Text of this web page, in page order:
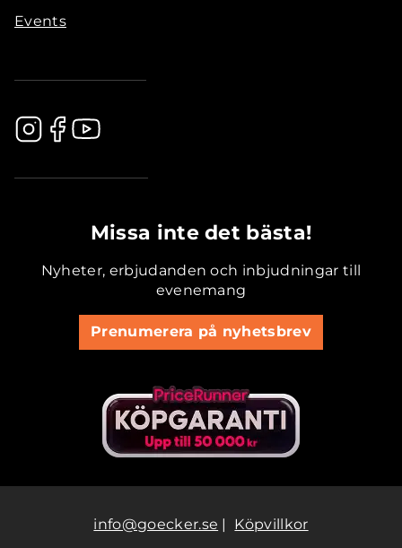
Events
Missa inte det bästa!
Nyheter, erbjudanden och inbjudningar till
evenemang
Prenumerera på nyhetsbrev
info@goecker.se | Köpvillkor